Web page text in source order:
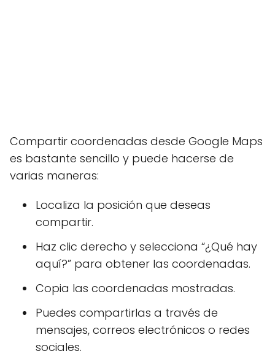
Compartir coordenadas desde Google Maps
es bastante sencillo y puede hacerse de
varias maneras:
Localiza la posición que deseas
compartir.
Haz clic derecho y selecciona “¿Qué hay
aquí?” para obtener las coordenadas.
Copia las coordenadas mostradas.
Puedes compartirlas a través de
mensajes, correos electrónicos o redes
sociales.